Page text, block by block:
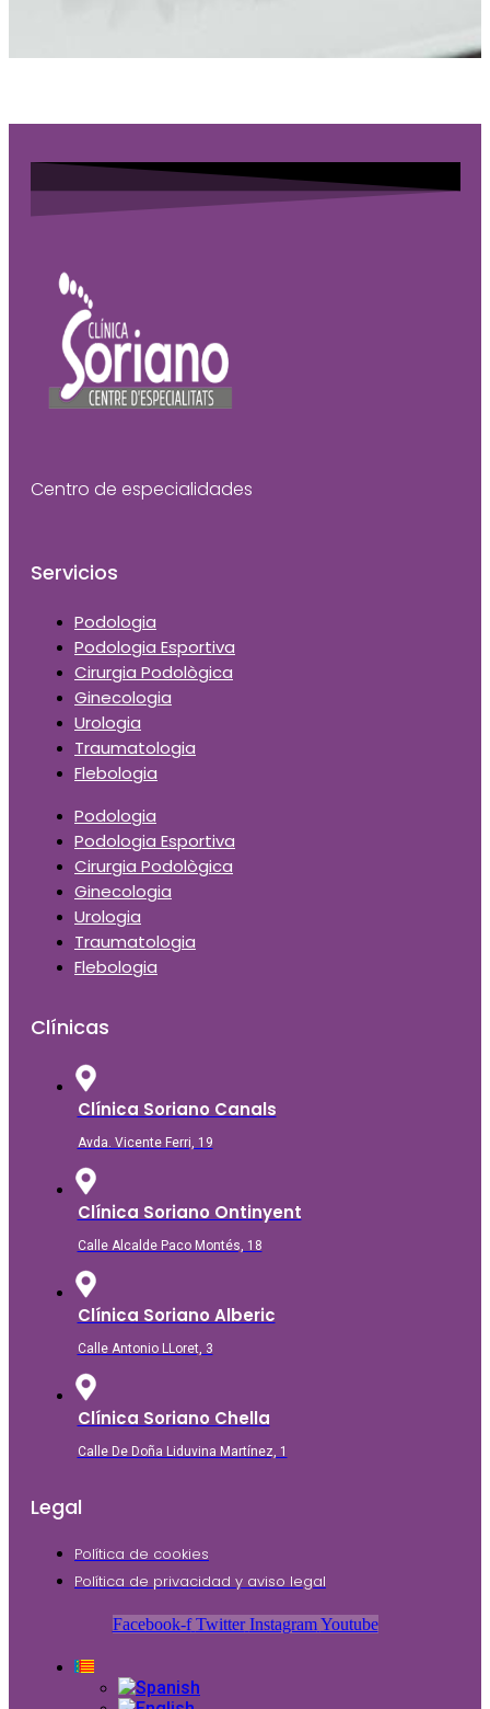
Centro de especialidades
Servicios
Podologia
Podologia Esportiva
Cirurgia Podològica
Ginecologia
Urologia
Traumatologia
Flebologia
Podologia
Podologia Esportiva
Cirurgia Podològica
Ginecologia
Urologia
Traumatologia
Flebologia
Clínicas
Clínica Soriano Canals
Avda. Vicente Ferri, 19
Clínica Soriano Ontinyent
Calle Alcalde Paco Montés, 18
Clínica Soriano Alberic
Calle Antonio LLoret, 3
Clínica Soriano Chella
Calle De Doña Liduvina Martínez, 1
Legal
Política de cookies
Política de privacidad y aviso legal
Facebook-f Twitter Instagram Youtube